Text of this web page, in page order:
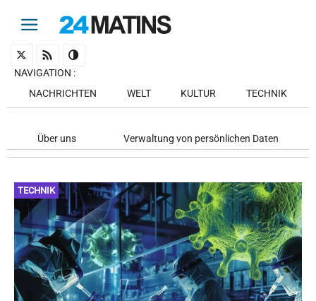
NAVIGATION :
NACHRICHTEN
WELT KULTUR TECHNIK
Über uns Verwaltung von persönlichen Daten
TECHNIK